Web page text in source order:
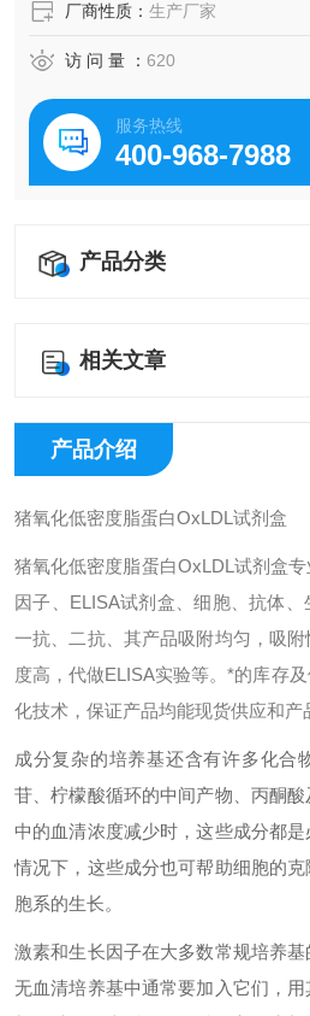
厂商性质： 生产厂家
访 问 量 ： 620
服务热线
400-968-7988
产品分类
相关文章
产品介绍
猪氧化低密度脂蛋白OxLDL试剂盒
猪氧化低密度脂蛋白OxLDL试剂盒
因子、ELISA试剂盒、细胞、抗体
一抗、二抗、其产品吸附均匀，吸
度高，代做ELISA实验等。*的库存
化技术，保证产品均能现货供应和产
成分复杂的培养基还含有许多化合
苷、柠檬酸循环的中间产物、丙酮
中的血清浓度减少时，这些成分都
情况下，这些成分也可帮助细胞的
胞系的生长。
激素和生长因子在大多数常规培养
无血清培养基中通常要加入它们，